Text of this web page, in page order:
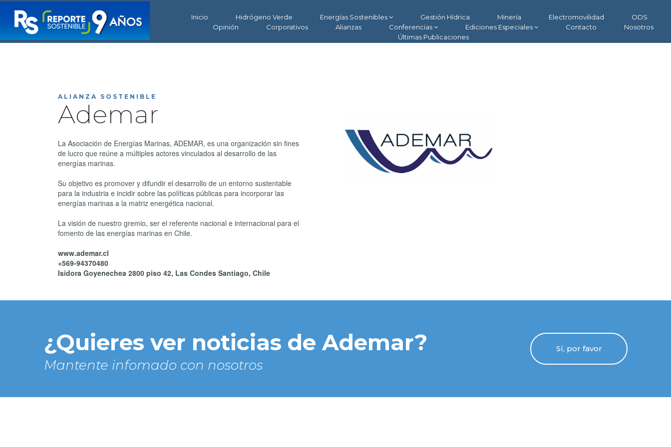
Inicio Hidrógeno Verde Energías Sostenibles Gestión Hídrica Minería Electromovilidad
ODS
Opinión
Corporativos Alianzas Conferencias Ediciones Especiales Contacto
Nosotros
Últimas Publicaciones
ALIANZA SOSTENIBLE
Ademar
La Asociación de Energías Marinas, ADEMAR, es una organización sin fines
de lucro que reúne a múltiples actores vinculados al desarrollo de las
energías marinas.
Su objetivo es promover y difundir el desarrollo de un entorno sustentable
para la industria e incidir sobre las políticas públicas para incorporar las
energías marinas a la matriz energética nacional.
La visión de nuestro gremio, ser el referente nacional e internacional para el
fomento de las energías marinas en Chile.
www.ademar.cl
+569-94370480
Isidora Goyenechea 2800 piso 42, Las Condes Santiago, Chile
¿Quieres ver noticias de Ademar?
Mantente infomado con nosotros
Sí, por favor